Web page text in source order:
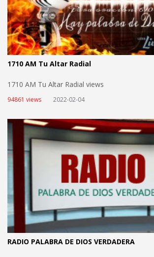
1710 AM Tu Altar Radial
1710 AM Tu Altar Radial views
94861 views 2022-02-04
RADIO PALABRA DE DIOS VERDADERA